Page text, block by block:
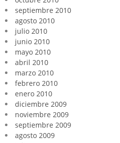
septiembre 2010
agosto 2010
julio 2010
junio 2010
mayo 2010
abril 2010
marzo 2010
febrero 2010
enero 2010
diciembre 2009
noviembre 2009
septiembre 2009
agosto 2009